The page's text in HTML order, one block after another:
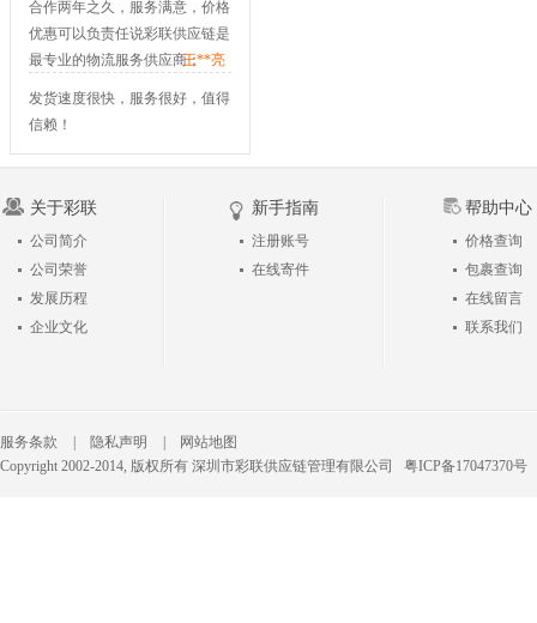
合作两年之久，服务满意，价格
优惠可以负责任说彩联供应链是
最专业的物流服务供应商；
---王**亮
发货速度很快，服务很好，值得
信赖！
---张**生
关于彩联
公司简介
公司荣誉
发展历程
企业文化
新手指南
注册账号
在线寄件
帮助中心
价格查询
包裹查询
在线留言
联系我们
服务条款 隐私声明
网站地图
Copyright 2002-2014, 版权所有 深圳市彩联供应链管理有限公司 粤ICP备17047370号